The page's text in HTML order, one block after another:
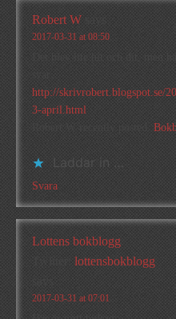
Robert W
2017-03-31 at 08:50
Det blev lite hit och dit, men
http://skrivrobert.blogspot.se/
3-april.html
Laddar in …
Svara
Lottens bokblogg
lottensbokblogg
2017-03-31 at 07:01